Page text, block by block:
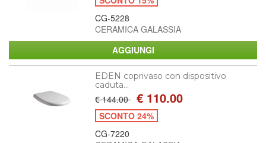
CG-5228
CERAMICA GALASSIA
EDEN coprivaso con dispositivo
caduta...
€ 144.00 € 110.00
SCONTO 24%
CG-7220